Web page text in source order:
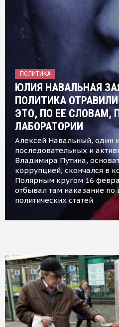
ПОЛИТИКА
ЮЛИЯ НАВАЛЬНАЯ
ПОЛИТИКА
ЭТО, ПО ЕЕ СЛОВАМ,
ЛАБОРАТОРИИ
Алексей Навальный, один
последовательных и
Владимира Путина,
коррупцией, скончался в
Полярным кругом 16
отбывал там наказание по
политических статей